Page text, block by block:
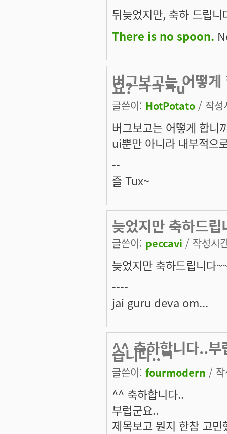
뒤늦었지만, 축하 드립니
There is no spoon.
버그보고는 어떻
요? ㅋㅋㅋu
글쓴이: HotPotato / 작
버그보고는 어떻게 합
ui뿐만 아니라 내부적으
--
즐 Tux~
늦었지만 축하드
글쓴이: peccavi / 작성시
늦었지만 축하드립니다
----
jai guru deva om...
^^ 축하합니다..부
습니다..ㅋ
글쓴이: fourmodern /
^^ 축하합니다..
부럽군요..
제목보고 뭔지 한참 고